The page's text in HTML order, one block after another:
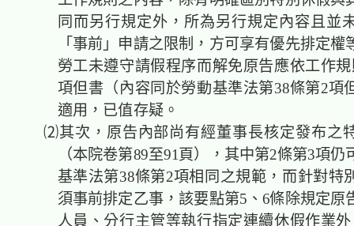
同而另行規定外，所為另行規定內容且並
「事前」申請之限制，方可享有優先排定權
勞工未遵守請假程序而解免原告應依工作
項但書（內容同於勞動基準法第38條第2項
適用，已值存疑。
⑵其次，原告內部尚有經董事長核定發布之
（本院卷第89至91頁），其中第2條第3項仍
基準法第38條第2項相同之規範，而針對特
須事前排定乙事，該要點第5、6條除規定原
人員、分行主管等執行指定連續休假作業